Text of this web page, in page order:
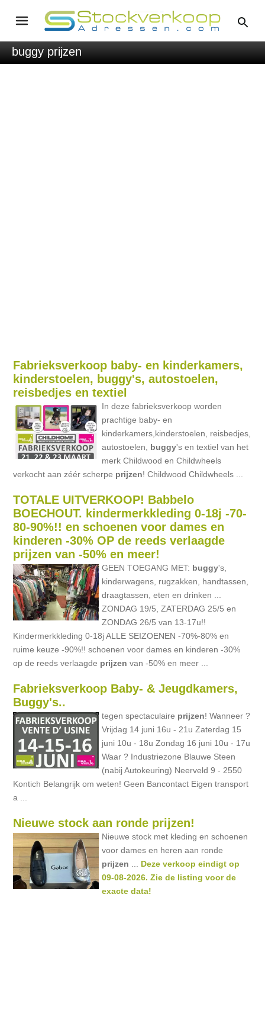
buggy prijzen
Fabrieksverkoop baby- en kinderkamers,
kinderstoelen, buggy's, autostoelen,
reisbedjes en textiel
In deze fabrieksverkoop worden
prachtige baby- en
kinderkamers,kinderstoelen, reisbedjes,
autostoelen, buggy's en textiel van het
merk Childwood en Childwheels
verkocht aan zéér scherpe prijzen! Childwood Childwheels ...
TOTALE UITVERKOOP! Babbelo
BOECHOUT. kindermerkkleding 0-18j -70-
80-90%!! en schoenen voor dames en
kinderen -30% OP de reeds verlaagde
prijzen van -50% en meer!
GEEN TOEGANG MET: buggy's,
kinderwagens, rugzakken, handtassen,
draagtassen, eten en drinken ...
ZONDAG 19/5, ZATERDAG 25/5 en
ZONDAG 26/5 van 13-17u!!
Kindermerkkleding 0-18j ALLE SEIZOENEN -70%-80% en
ruime keuze -90%!! schoenen voor dames en kinderen -30%
op de reeds verlaagde prijzen van -50% en meer ...
Fabrieksverkoop Baby- & Jeugdkamers,
Buggy's..
tegen spectaculaire prijzen! Wanneer ?
Vrijdag 14 juni 16u - 21u Zaterdag 15
juni 10u - 18u Zondag 16 juni 10u - 17u
Waar ? Industriezone Blauwe Steen
(nabij Autokeuring) Neerveld 9 - 2550
Kontich Belangrijk om weten! Geen Bancontact Eigen transport
a ...
Nieuwe stock aan ronde prijzen!
Nieuwe stock met kleding en schoenen
voor dames en heren aan ronde
prijzen
Deze verkoop eindigt op
09-08-2026. Zie de listing voor de
exacte data!